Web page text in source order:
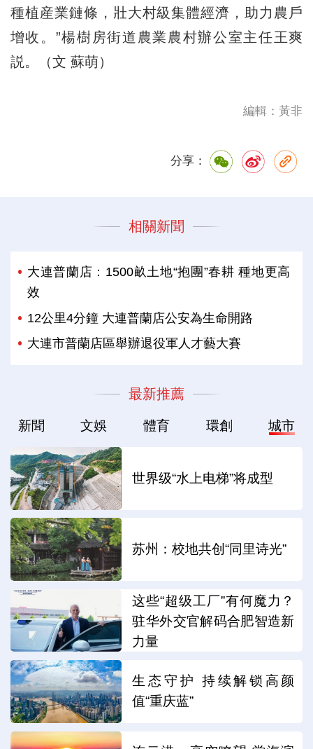
種植産業鏈條，壯大村級集體經濟，助力農戶
增收。”楊樹房街道農業農村辦公室主任王爽
説。（文 蘇萌）
編輯：黃非
分享：
相關新聞
大連普蘭店：1500畝土地“抱團”春耕 種地更高
效
12公里4分鐘 大連普蘭店公安為生命開路
大連市普蘭店區舉辦退役軍人才藝大賽
最新推薦
新聞 文娛 體育 環創 城市
世界级“水上电梯”将成型
苏州：校地共创“同里诗光”
这些“超级工厂”有何魔力？
驻华外交官解码合肥智造新
力量
生态守护 持续解锁高颜
值“重庆蓝”